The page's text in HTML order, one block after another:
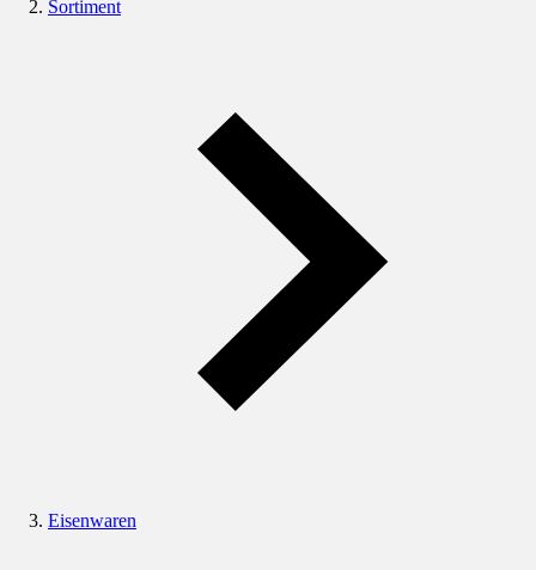
Sortiment
Eisenwaren